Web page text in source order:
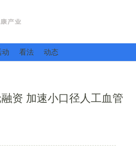
动 看法 动态
资 加速小口径人工血管